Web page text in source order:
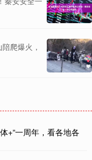
爬爆火，
+”一周年，看各地各